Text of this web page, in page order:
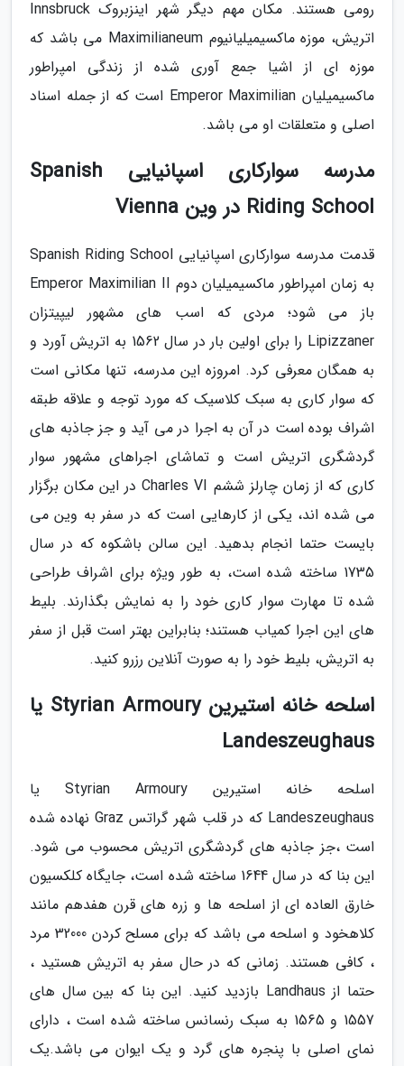
رومی هستند. مکان مهم دیگر شهر اینزبروک Innsbruck
اتریش، موزه ماکسیمیلیانیوم Maximilianeum می باشد که
موزه ای از اشیا جمع آوری شده از زندگی امپراطور
ماکسیمیلیان Emperor Maximilian است که از جمله اسناد
اصلی و متعلقات او می باشد.
مدرسه سوارکاری اسپانیایی Spanish
Riding School در وین Vienna
قدمت مدرسه سوارکاری اسپانیایی Spanish Riding School
به زمان امپراطور ماکسیمیلیان دوم Emperor Maximilian II
باز می شود؛ مردی که اسب های مشهور لیپیتزان
Lipizzaner را برای اولین بار در سال 1562 به اتریش آورد و
به همگان معرفی کرد. امروزه این مدرسه، تنها مکانی است
که سوار کاری به سبک کلاسیک که مورد توجه و علاقه طبقه
اشراف بوده است در آن به اجرا در می آید و جز جاذبه های
گردشگری اتریش است و تماشای اجراهای مشهور سوار
کاری که از زمان چارلز ششم Charles VI در این مکان برگزار
می شده اند، یکی از کارهایی است که در سفر به وین می
بایست حتما انجام بدهید. این سالن باشکوه که در سال
1735 ساخته شده است، به طور ویژه برای اشراف طراحی
شده تا مهارت سوار کاری خود را به نمایش بگذارند. بلیط
های این اجرا کمیاب هستند؛ بنابراین بهتر است قبل از سفر
به اتریش، بلیط خود را به صورت آنلاین رزرو کنید.
اسلحه خانه استیرین Styrian Armoury یا
Landeszeughaus
اسلحه خانه استیرین Styrian Armoury یا
Landeszeughaus که در قلب شهر گراتس Graz نهاده شده
است ،جز جاذبه های گردشگری اتریش محسوب می شود.
این بنا که در سال 1644 ساخته شده است، جایگاه کلکسیون
خارق العاده ای از اسلحه ها و زره های قرن هفدهم مانند
کلاهخود و اسلحه می باشد که برای مسلح کردن 32000 مرد
، کافی هستند. زمانی که در حال سفر به اتریش هستید ،
حتما از Landhaus بازدید کنید. این بنا که بین سال های
1557 و 1565 به سبک رنسانس ساخته شده است ، دارای
نمای اصلی با پنجره های گرد و یک ایوان می باشد.یک